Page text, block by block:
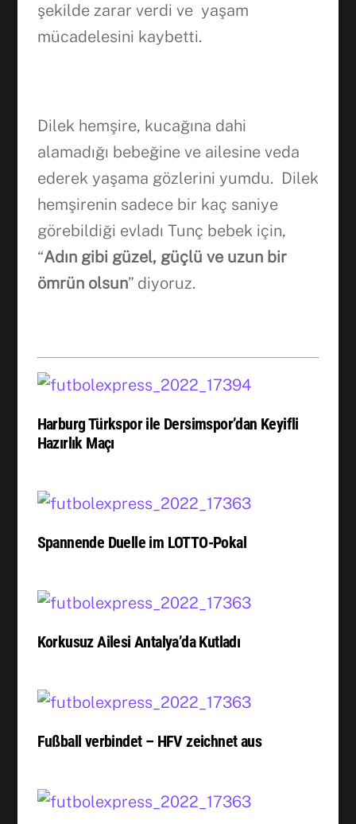
şekilde zarar verdi ve yaşam
mücadelesini kaybetti.
Dilek hemşire, kucağına dahi
alamadığı bebeğine ve ailesine veda
ederek yaşama gözlerini yumdu. Dilek
hemşirenin sadece bir kaç saniye
görebildiği evladı Tunç bebek için,
“Adın gibi güzel, güçlü ve uzun bir
ömrün olsun” diyoruz.
Harburg Türkspor ile Dersimspor’dan Keyifli
Hazırlık Maçı
Spannende Duelle im LOTTO-Pokal
Korkusuz Ailesi Antalya’da Kutladı
Fußball verbindet – HFV zeichnet aus